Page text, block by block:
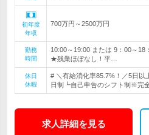
初年度
年収
700万円～2500万円
勤務
時間
10:00～19:00 または 9：00～
★残業ほぼなし！平…
休日
休暇
# ＼有給消化率85.7%！／5日以
日制┗自己申告のシフト制※完
求人詳細を見る